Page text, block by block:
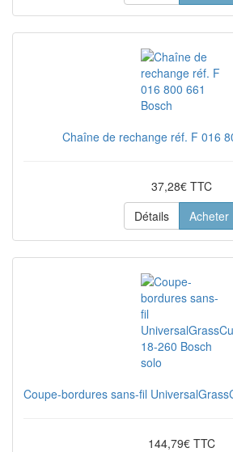
Chaîne de rechange réf. F 016
37,28€ TTC
Détails
Acheter
Coupe-bordures sans-fil
144,79€ TTC